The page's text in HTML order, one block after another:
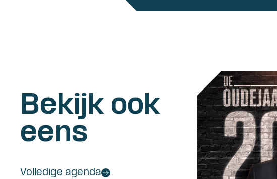
Bekijk ook
eens
Volledige agenda